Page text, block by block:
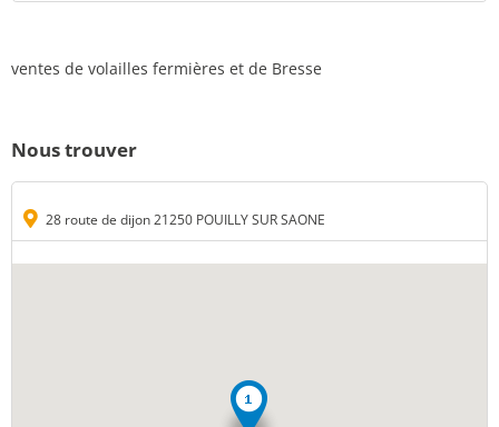
ventes de volailles fermières et de Bresse
Nous trouver
28 route de dijon 21250 POUILLY SUR SAONE